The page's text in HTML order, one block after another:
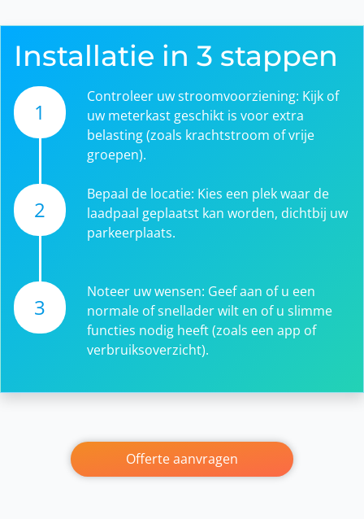
Installatie in 3 stappen
1
Controleer uw stroomvoorziening: Kijk of
uw meterkast geschikt is voor extra
belasting (zoals krachtstroom of vrije
groepen).
2
Bepaal de locatie: Kies een plek waar de
laadpaal geplaatst kan worden, dichtbij uw
parkeerplaats.
3
Noteer uw wensen: Geef aan of u een
normale of snellader wilt en of u slimme
functies nodig heeft (zoals een app of
verbruiksoverzicht).
Offerte aanvragen